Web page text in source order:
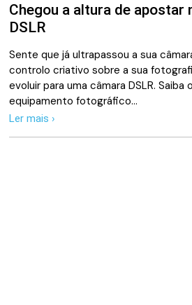
Chegou a altura de apostar
DSLR
Sente que já ultrapassou a sua
controlo criativo sobre a sua
evoluir para uma câmara DSLR.
equipamento fotográfico…
Ler mais ›